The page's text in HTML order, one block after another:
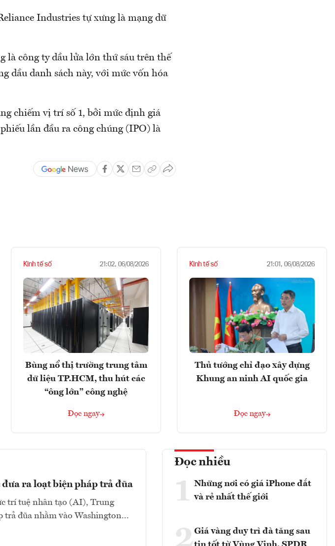
Industries tự xưng là mạng dữ
là công ty dầu lửa lớn thứ sáu trên thế
dầu danh sách này, với mức vốn hóa
chiếm vị trí số 1, bởi mức định giá
lần đầu ra công chúng (IPO) là
Kinh tế số 21:02, 06/08/2026
Bùng nổ thị trường trung tâm
dữ liệu TP.HCM, thu hút các
“ông lớn” công nghệ
Đọc ngay
Kinh tế số 21:01, 06/08/2026
Thủ tướng chỉ đạo xây dựng
Khung an ninh AI quốc gia
Đọc ngay
ra loạt biện pháp trả đũa
trí tuệ nhân tạo (AI), Trung
trả đũa nhằm vào Washington...
Đọc nhiều
1 Những nơi có giá iPhone đắt
và rẻ nhất thế giới
Giá vàng duy trì đà tăng sau